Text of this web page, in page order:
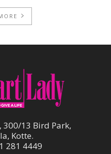
300/13 Bird Park,
Kotte.
281 4449